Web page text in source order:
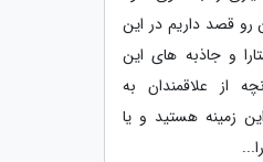
رو قصد داریم در این
و جاذبه های این
از علاقمندان به
زمینه هستید و یا